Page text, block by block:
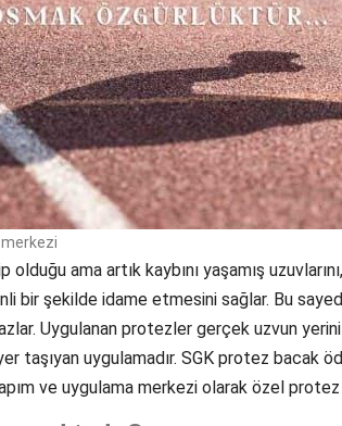
merkezi
ama artık kaybını yaşamış
bir şekilde idame etmesini sağlar. Bu
Uygulanan protezler gerçek uzvun
taşıyan uygulamadır. SGK protez bacak
ve uygulama merkezi olarak özel protez